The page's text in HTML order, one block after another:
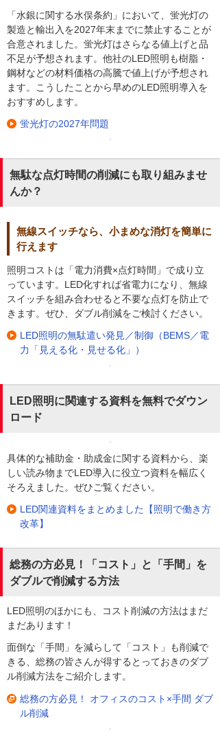
「水銀に関する水俣条約」において、蛍光灯の
製造と輸出入を2027年末までに禁止することが
合意されました。蛍光灯はさらなる値上げと品
不足が予想されます。他社のLED照明も樹脂・
鋼材などの材料価格の高騰で値上げが予想され
ます。こうしたことから早めのLED照明導入を
おすすめします。
蛍光灯の2027年問題
無駄な点灯時間の削減にも取り組みませ
んか？
無線スイッチなら、小まめな消灯を簡単に
行えます
照明コストは「電力消費×点灯時間」で成り立
っています。LED化すれば省電力になり、無線
スイッチを組み合わせると不要な点灯を防止で
きます。ぜひ、ダブル削減をご検討ください。
LED照明の無駄遣い発見／制御（BEMS／電
力「見える化・見せる化」）
LED照明に関連する資料を無料でダウン
ロード
具体的な補助金・助成金に関する資料から、楽
しい読み物までLED導入に役立つ資料を幅広く
そろえました。ぜひご覧ください。
LED関連資料をまとめました【照明で働き方
改革】
総務の方必見！「コスト」と「手間」を
ダブルで削減する方法
LED照明のほかにも、コスト削減の方法はまだ
まだあります！
面倒な「手間」を減らして「コスト」も削減で
きる、総務の皆さんが得するとっておきのダブ
ル削減方法をご紹介します。
総務の方必見！ オフィスのコスト×手間 ダブ
ル削減